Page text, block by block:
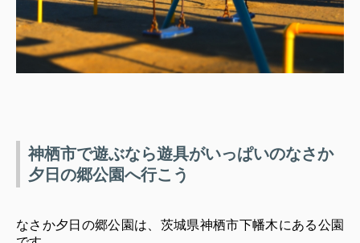
神栖市で遊ぶなら遊具がいっぱいのなさか
夕日の郷公園へ行こう
なさか夕日の郷公園は、茨城県神栖市下幡木にある公園